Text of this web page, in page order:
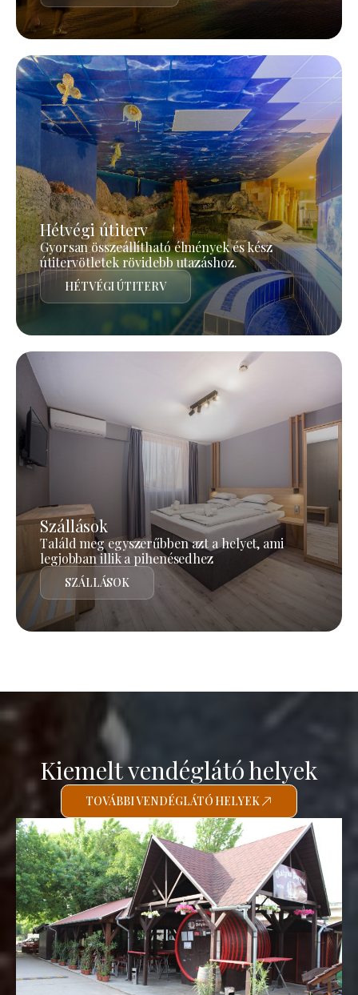
Hétvégi útiterv
Gyorsan összeállítható élmények és kész
útitervötletek rövidebb utazáshoz.
HÉTVÉGI ÚTITERV
Szállások
Találd meg egyszerűbben azt a helyet, ami
legjobban illik a pihenésedhez
SZÁLLÁSOK
Kiemelt vendéglátó helyek
TOVÁBBI VENDÉGLÁTÓ HELYEK